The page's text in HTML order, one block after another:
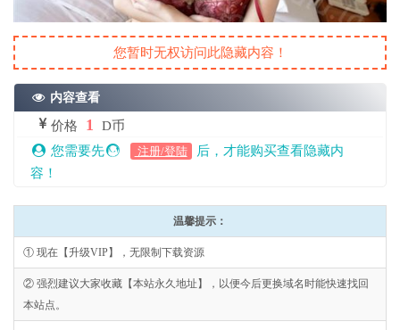
您暂时无权访问此隐藏内容！
内容查看
价格 1
D币
您需要先
注册/登陆
后，才能购买查看隐藏内
容！
温馨提示：
① 现在【升级VIP】，无限制下载资源
② 强烈建议大家收藏【本站永久地址】，以便今后更换域名时能快速找回
本站点。